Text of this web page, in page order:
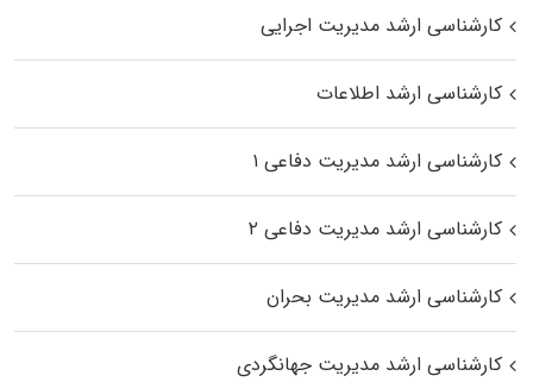
کارشناسی ارشد مدیریت اجرایی
کارشناسی ارشد اطلاعات
کارشناسی ارشد مدیریت دفاعی ۱
کارشناسی ارشد مدیریت دفاعی ۲
کارشناسی ارشد مدیریت بحران
کارشناسی ارشد مدیریت جهانگردی